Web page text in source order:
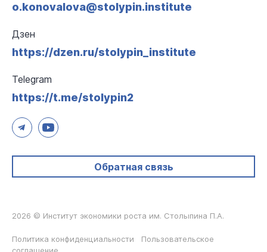
o.konovalova@stolypin.institute
Дзен
https://dzen.ru/stolypin_institute
Telegram
https://t.me/stolypin2
Обратная связь
2026 © Институт экономики роста им. Столыпина П.А.
Политика конфиденциальности
Пользовательское